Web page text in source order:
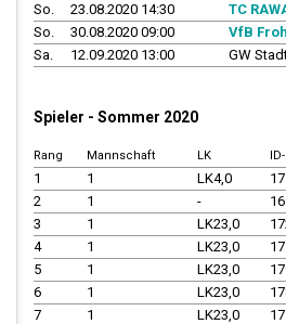
So.
23.08.2020 14:30
TC
So.
30.08.2020 09:00
VfB
Sa.
12.09.2020 13:00 GW
Spieler - Sommer 2020
Rang Mannschaft LK
1 1 LK4,0
2
1 -
3
1 LK23,0
4
1 LK23,0
5
1 LK23,0
6
1 LK23,0
7
1 LK23,0